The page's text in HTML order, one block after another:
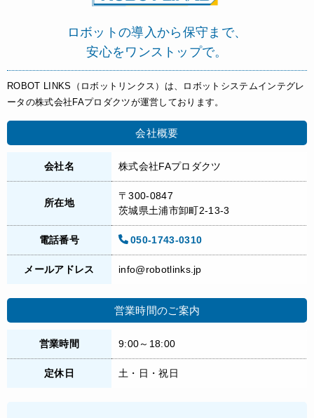
ロボットの導入から保守まで、
安心をワンストップで。
ROBOT LINKS（ロボットリンクス）は、ロボットシステムインテグレ
ータの株式会社FAプロダクツが運営しております。
会社概要
会社名 株式会社FAプロダクツ
所在地
〒300-0847
茨城県土浦市卸町2-13-3
電話番号 050-1743-0310
メールアドレス info@robotlinks.jp
営業時間のご案内
営業時間 9:00～18:00
定休日 土・日・祝日